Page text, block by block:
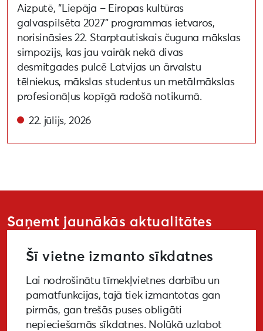
Aizputē, “Liepāja – Eiropas kultūras
galvaspilsēta 2027” programmas ietvaros,
norisināsies 22. Starptautiskais čuguna mākslas
simpozijs, kas jau vairāk nekā divas
desmitgades pulcē Latvijas un ārvalstu
tēlniekus, mākslas studentus un metālmākslas
profesionāļus kopīgā radošā notikumā.
22. jūlijs, 2026
Saņemt jaunākās aktualitātes
PIETEIKTIES
Šī vietne izmanto sīkdatnes
Lai nodrošinātu tīmekļvietnes darbību un
pamatfunkcijas, tajā tiek izmantotas gan
pirmās, gan trešās puses obligāti
nepieciešamās sīkdatnes. Nolūkā uzlabot